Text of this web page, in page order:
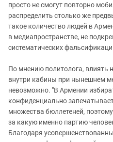
просто не смогут повторно
распределить столько же
такое количество людей в
в медиапространстве, не
систематических
По мнению политолога, влиять
внутри кабины при нынешнем
невозможно. "В Армении
конфиденциально
множества бюллетеней,
за какую именно партию
Благодаря